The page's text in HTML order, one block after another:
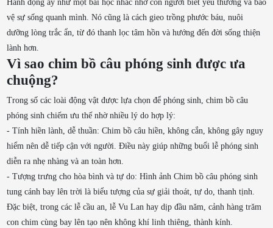
Hành động ấy như một bài học nhắc nhở con người biết yêu thương và bảo
vệ sự sống quanh mình. Nó cũng là cách gieo trồng phước báu, nuôi
dưỡng lòng trắc ẩn, từ đó thanh lọc tâm hồn và hướng đến đời sống thiện
lành hơn.
Vì sao chim bồ câu phóng sinh được ưa
chuộng?
Trong số các loài động vật được lựa chọn để phóng sinh, chim bồ câu
phóng sinh chiếm ưu thế nhờ nhiều lý do hợp lý:
- Tính hiền lành, dễ thuần: Chim bồ câu hiền, không cắn, không gây nguy
hiểm nên dễ tiếp cận với người. Điều này giúp những buổi lễ phóng sinh
diễn ra nhẹ nhàng và an toàn hơn.
- Tượng trưng cho hòa bình và tự do: Hình ảnh Chim bồ câu phóng sinh
tung cánh bay lên trời là biểu tượng của sự giải thoát, tự do, thanh tịnh.
Đặc biệt, trong các lễ cầu an, lễ Vu Lan hay dịp đầu năm, cảnh hàng trăm
con chim cùng bay lên tạo nên không khí linh thiêng, thành kính.